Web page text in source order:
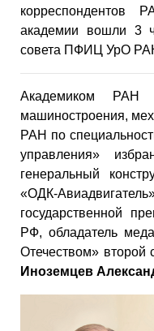
корреспондентов
академии вошли 3
совета ПФИЦ УрО
Академиком РАН
машиностроения,
РАН по
управления»
генеральный
«ОДК-
государственной
РФ, обладатель
Отечеством» второй
Иноземцев